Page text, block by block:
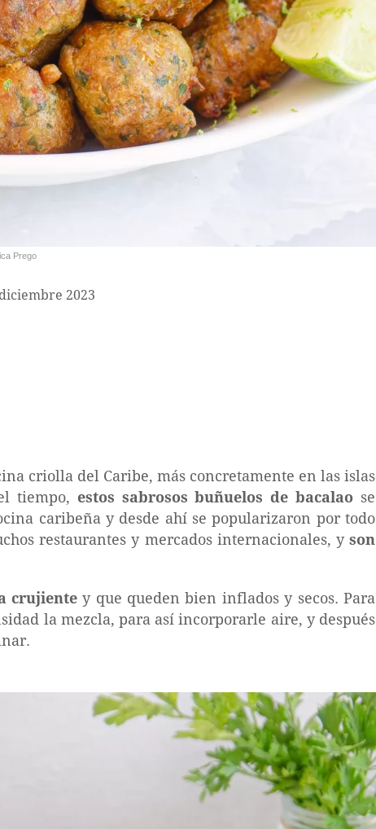
Prego
2023
criolla del Caribe, más concretamente en las islas
tiempo, estos sabrosos buñuelos de bacalao se
caribeña y desde ahí se popularizaron por todo
restaurantes y mercados internacionales, y son
crujientey que queden bien inflados y secos. Para
la mezcla, para así incorporarle aire, y después